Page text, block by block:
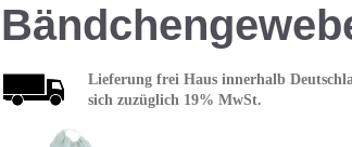
Lieferung frei Hausinnerhalb
sich zuzüglich 19% MwSt.